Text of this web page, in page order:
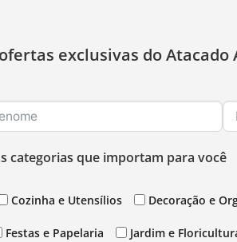
exclusivas do
categorias que importam para você
Cozinha e Utensílios Decoração e
Festas e Papelaria Jardim e